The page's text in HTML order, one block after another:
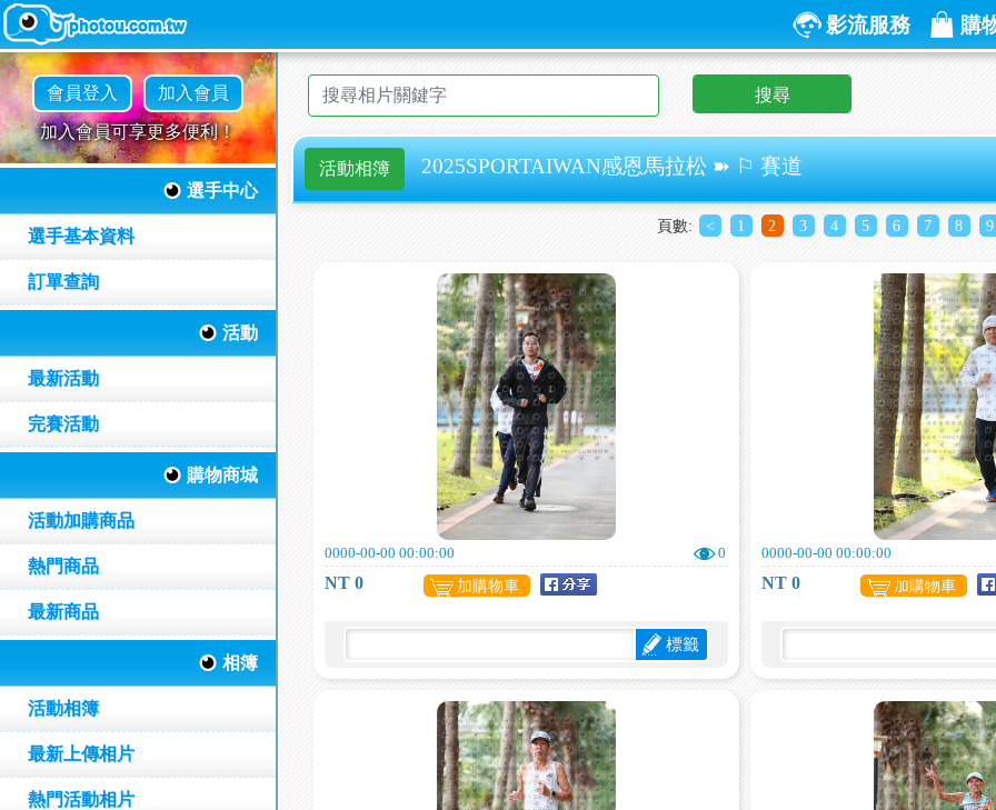
影流服務 購
會員登入 加入會員
加入會員可享更多便利！
選手中心
選手基本資料
訂單查詢
活動
最新活動
完賽活動
購物商城
活動加購商品
熱門商品
最新商品
相簿
活動相簿
最新上傳相片
熱門活動相片
搜尋
活動相簿 2025SPORTAIWAN感恩馬拉松 ➽ ⚐ 賽道
頁數: < 1 2 3 4 5 6 7 8 9
0000-00-00 00:00:00 0
NT 0 加購物車
標籤
0000-00-00 00:00:00
NT 0 加購物車